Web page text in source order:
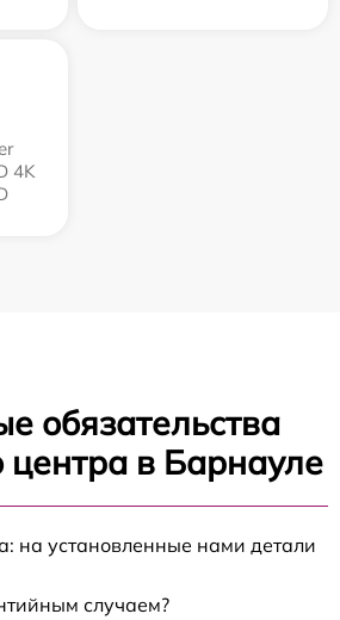
4K
обязательства
центра в Барнауле
на установленные нами детали
случаем?